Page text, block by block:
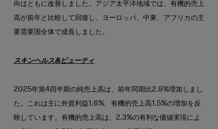
向はともに改善しました。アジア太平洋地域では、有機的売上
高が前年と比較して回復し、ヨーロッパ、中東、アフリカの主
要需要国全体で成長しました。
スキンヘルス&ビューティ
2025年第4四半期の純売上高は、前年同期比2.9%増加しまし
た。これは主に外貨利益1.6%、有機的売上高1.5%の増加を反
映しています。有機的売上高は、2.3%の有利な価値実現によ